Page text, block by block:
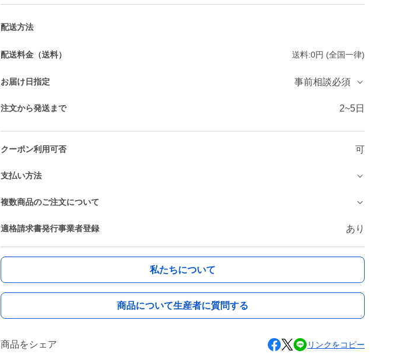
配送方法
配送料金（送料） 送料:0円 (全国一律)
お届け日指定 事前相談必須
注文から発送まで 2~5日
クーポン利用可否 可
支払い方法
複数商品のご注文について
適格請求書発行事業者登録 あり
私たちについて
商品について生産者に質問する
商品をシェア リンクをコピー